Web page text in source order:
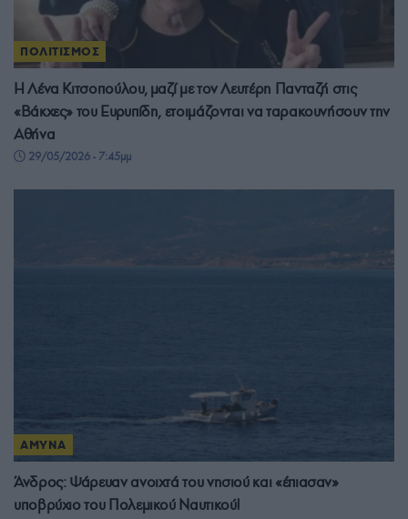
ΠΟΛΙΤΙΣΜΟΣ
Η Λένα Κιτσοπούλου, μαζί με τον Λευτέρη Πανταζή στις
«Βάκχες» του Ευρυπίδη, ετοιμάζονται να ταρακουνήσουν την
Αθήνα
29/05/2026 - 7:45μμ
ΑΜΥΝΑ
Άνδρος: Ψάρευαν ανοιχτά του νησιού και «έπιασαν»
υποβρύχιο του Πολεμικού Ναυτικού!